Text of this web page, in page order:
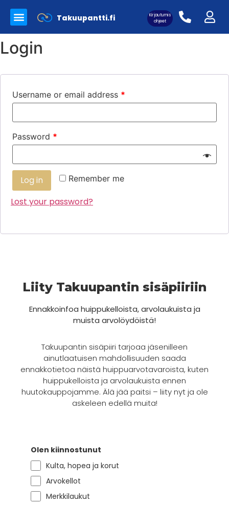
Takuupantti.fi
Kirjautumis
ohjeet
Login
Username or email address *
Password *
Remember me
Log in
Lost your password?
Liity Takuupantin sisäpiiriin
Ennakkoinfoa huippukelloista, arvolaukuista ja
muista arvolöydöistä!
Takuupantin sisäpiiri tarjoaa jäsenilleen
ainutlaatuisen mahdollisuuden saada
ennakkotietoa näistä huippuarvotavaroista, kuten
huippukelloista ja arvolaukuista ennen
huutokauppojamme. Älä jää paitsi – liity nyt ja ole
askeleen edellä muita!
Olen kiinnostunut
Kulta, hopea ja korut
Arvokellot
Merkkilaukut